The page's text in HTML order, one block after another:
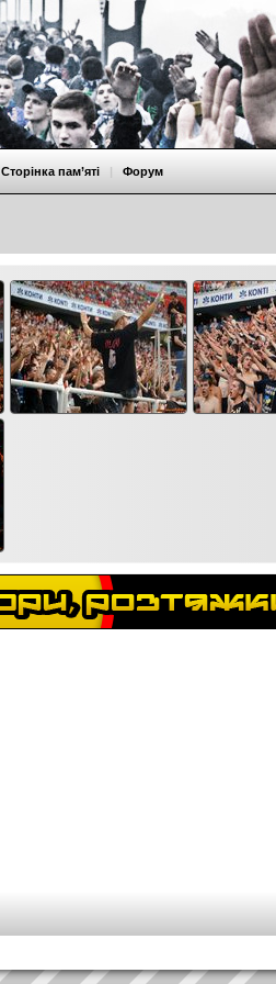
Сторінка пам’яті | Форум